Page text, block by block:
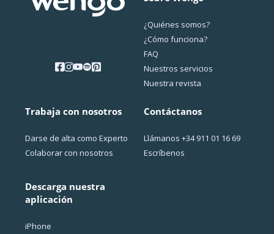
¿Quiénes somos?
¿Cо́mo funciona?
FAQ
Nuestros servicios
Nuestra revista
Trabaja con nosotros
Darse de alta como Experto
Colaborar con nosotros
Descarga nuestra
aplicación
iPhone
Contáctanos
Llámanos +34 911 01 16 69
Escríbenos